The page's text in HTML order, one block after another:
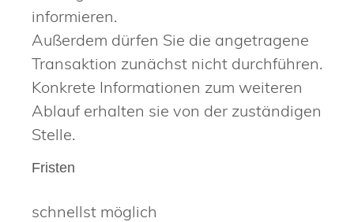
informieren.
Außerdem dürfen Sie die angetragene
Transaktion zunächst nicht durchführen.
Konkrete Informationen zum weiteren
Ablauf erhalten sie von der zuständigen
Stelle.
Fristen
schnellst möglich